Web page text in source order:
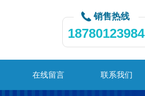
销售热线
18780123984
在线留言 联系我们